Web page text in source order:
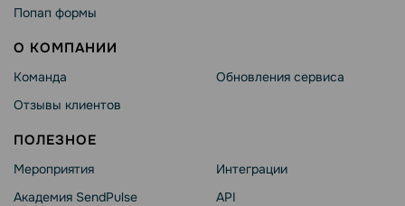
Попап формы
О КОМПАНИИ
Команда
Отзывы клиентов
Обновления сервиса
ПОЛЕЗНОЕ
Мероприятия
Академия SendPulse
Интеграции
API